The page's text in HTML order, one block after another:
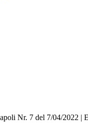
Nr. 7 del 7/04/2022 |